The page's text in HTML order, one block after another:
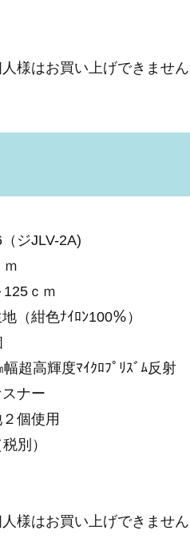
様はお買い上げできません
ジJLV-2A)
ｃｍ
（紺色ﾅｲﾛﾝ100％）
輝度ﾏｲｸﾛﾌﾟﾘｽﾞﾑ反射
ナー
使用
別）
様はお買い上げできません